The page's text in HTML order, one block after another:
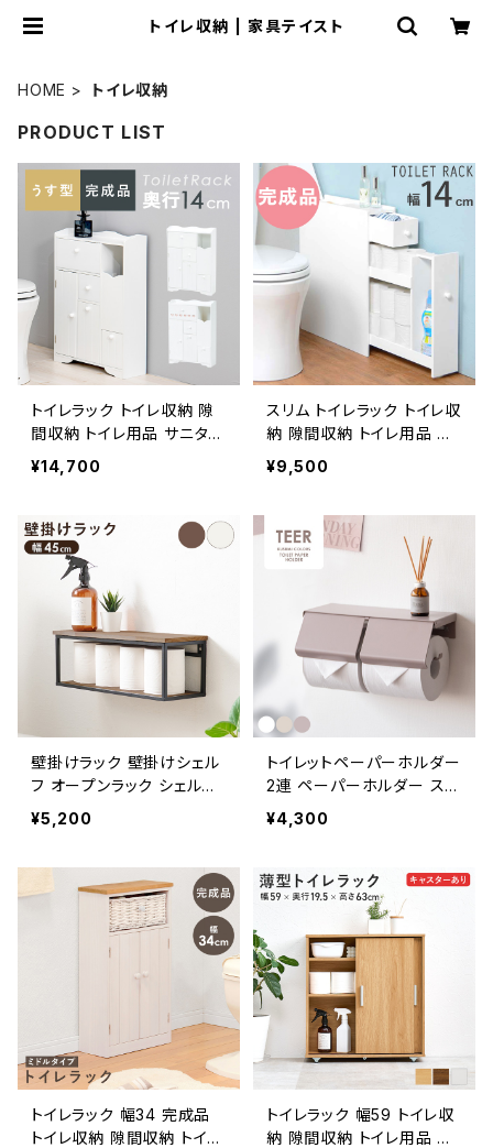
トイレ収納 | 家具テイスト
HOME トイレ収納
PRODUCT LIST
トイレラック トイレ収納 隙
間収納 トイレ用品 サニタリ
ー収納 トイレットペーパー
収納 幅45 奥行14 完成品
¥14,700
スリム トイレラック トイレ収
納 隙間収納 トイレ用品 サ
ニタリー収納 トイレットペ
ーパー収納 幅14
¥9,500
壁掛けラック 壁掛けシェル
フ オープンラック シェルフ
新生活 一人暮らし 模様替
え 幅45
¥5,200
トイレットペーパーホルダー
2連 ペーパーホルダー スタ
イリッシュ トイレ用品 トイレ
グッズ 新生活 模様替え
¥4,300
トイレラック 幅34 完成品
トイレ収納 隙間収納 トイレ
トイレラック 幅59 トイレ収
納 隙間収納 トイレ用品 サ